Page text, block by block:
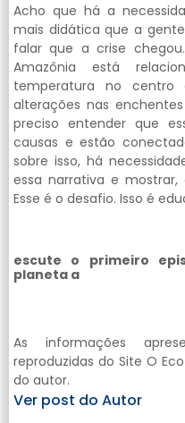
Acho que há a
mais didática que a
falar que a crise
Amazônia está
temperatura no
alterações nas
preciso entender que
causas e estão
sobre isso, há
essa narrativa e
Esse é o desafio. Isso é
escute o primeiro
planeta a
As informações
reproduzidas do Site O
do autor.
Ver post do Autor